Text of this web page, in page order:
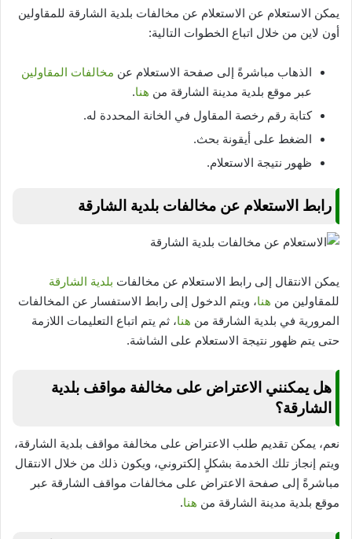
يمكن الاستعلام عن الاستعلام عن مخالفات بلدية الشارقة للمقاولين
أون لاين من خلال اتباع الخطوات التالية:
الذهاب مباشرةً إلى صفحة الاستعلام عن مخالفات المقاولين
عبر موقع بلدية مدينة الشارقة من هنا.
كتابة رقم رخصة المقاول في الخانة المحددة له.
الضغط على أيقونة بحث.
ظهور نتيجة الاستعلام.
رابط الاستعلام عن مخالفات بلدية الشارقة
يمكن الانتقال إلى رابط الاستعلام عن مخالفات بلدية الشارقة
للمقاولين من هنا، ويتم الدخول إلى رابط الاستفسار عن المخالفات
المرورية في بلدية الشارقة من هنا، ثم يتم اتباع التعليمات اللازمة
حتى يتم ظهور نتيجة الاستعلام على الشاشة.
هل يمكنني الاعتراض على مخالفة مواقف بلدية
الشارقة؟
نعم، يمكن تقديم طلب الاعتراض على مخالفة مواقف بلدية الشارقة،
ويتم إنجاز تلك الخدمة بشكلٍ إلكتروني، ويكون ذلك من خلال الانتقال
مباشرةً إلى صفحة الاعتراض على مخالفات مواقف الشارقة عبر
موقع بلدية مدينة الشارقة من هنا.